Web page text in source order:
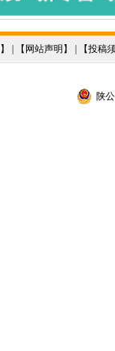
】 | 【 网站声明 】 | 【投稿
陕